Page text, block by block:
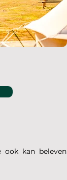
ook kan beleven